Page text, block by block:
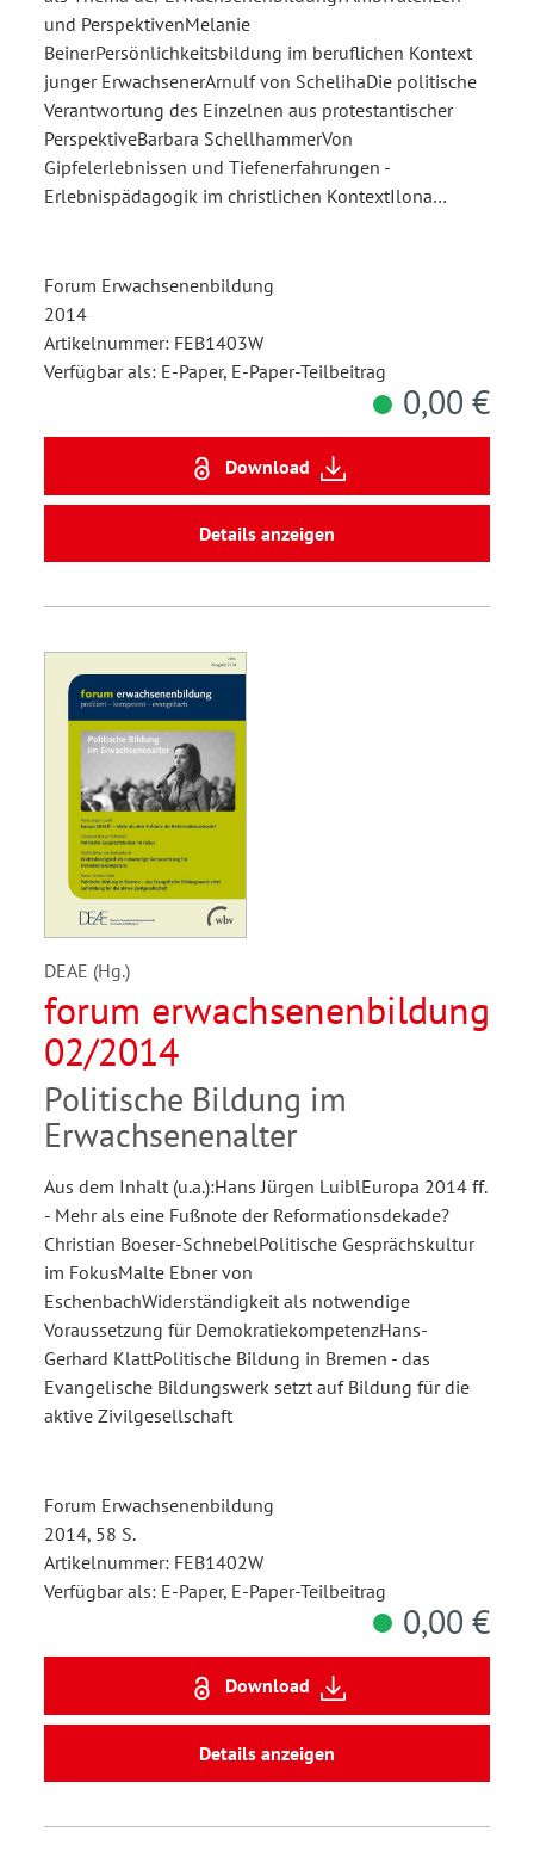
und PerspektivenMelanie
BeinerPersönlichkeitsbildung im beruflichen Kontext
junger ErwachsenerArnulf von SchelihaDie politische
Verantwortung des Einzelnen aus protestantischer
PerspektiveBarbara SchellhammerVon
Gipfelerlebnissen und Tiefenerfahrungen -
Erlebnispädagogik im christlichen KontextIlona…
Forum Erwachsenenbildung
2014
Artikelnummer: FEB1403W
Verfügbar als: E-Paper, E-Paper-Teilbeitrag
0,00 €
Download
Details anzeigen
DEAE (Hg.)
forum erwachsenenbildung
02/2014
Politische Bildung im
Erwachsenenalter
Aus dem Inhalt (u.a.):Hans Jürgen LuiblEuropa 2014 ff.
- Mehr als eine Fußnote der Reformationsdekade?
Christian Boeser-SchnebelPolitische Gesprächskultur
im FokusMalte Ebner von
EschenbachWiderständigkeit als notwendige
Voraussetzung für DemokratiekompetenzHans-
Gerhard KlattPolitische Bildung in Bremen - das
Evangelische Bildungswerk setzt auf Bildung für die
aktive Zivilgesellschaft
Forum Erwachsenenbildung
2014, 58 S.
Artikelnummer: FEB1402W
Verfügbar als: E-Paper, E-Paper-Teilbeitrag
0,00 €
Download
Details anzeigen